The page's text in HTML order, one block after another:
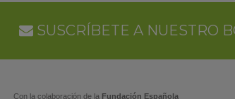
SUSCRÍBETE A NUESTRO
Con la colaboración de la Fundación Española